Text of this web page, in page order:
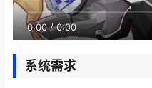
0:00/0:00
系统需求